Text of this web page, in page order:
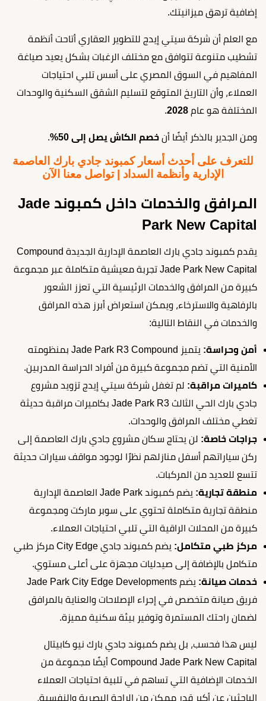
إضافية ترهق ميزانيتك.
مع العلم أن شركة سيتي إيدج للتطوير العقاري أتاحت أنظمة
تشطيب متنوعة تتوافق مع مختلف الرغبات بشكل يعيد صياغة
المفاهيم في السوق المصري على أسس تلبي احتياجات
العملاء، وأن التاريخ المتوقع لتسليم الشقق السكنية والوحدات
المختلفة هو عام 2028
.
ومن الجدير بالذكر أيضًا أن خصم الكاش يصل إلى 50% .
للتعرف على أحدث أسعار كمبوند جادي بارك العاصمة
الإدارية وأنظمة السداد | تواصل معنا الآن
المرافق والخدمات داخل كمبوند Jade
Park New Capital
يقدم كمبوند جادي بارك العاصمة الإدارية الجديدة Compound
Jade Park New Capital تجربة معيشية متكاملة عبر مجموعة
كبيرة من المرافق والخدمات الرئيسية التي تعزز الشعور
بالرفاهية والاسترخاء، ويمكن استعراض أبرز هذه المرافق
والخدمات في النقاط التالية:
أمن وحراسة:
يتميز Jade Park R3 Compound بمنظومته
الأمنية التي تضم مجموعة كبيرة من أفراد الحراسة المدربين.
كاميرات مراقبة: لم تغفل شركة سيتي إيدج تزويد مشروع
جادي بارك الحي الثالث Jade Park R3 بكاميرات مراقبة حديثة
تغطي مختلف المرافق والوحدات.
جراجات خاصة: لن يحتاج سكان مشروع جادي بارك العاصمة إلى
ركن سياراتهم أسفل منازلهم نظرًا لوجود مواقف سيارات حديثة
تتسع للعديد من المركبات.
منطقة تجارية:
يضم كمبوند Jade Park العاصمة الإدارية
منطقة تجارية متكاملة تحتوي على سوبر ماركت ومجموعة
كبيرة من المحلات الراقية التي تلبي احتياجات العملاء.
مركز طبي متكامل:
يضم كمبوند جادي City Edge مركز طبي
متكامل بالإضافة إلى صيدليات مجهزة على أعلى مستوي.
خدمات صيانة:
يضم Jade Park City Edge Developments
فريق صيانة متخصص في إجراء الإصلاحات والعناية بالمرافق
لضمان راحتك المستمرة وتوفير بيئة سكنية مميزة.
ليس هذا فحسب، بل يضم كمبوند جادي بارك نيو كابيتال
Compound Jade Park New Capital أيضًا مجموعة من
الخدمات الإضافية التي تساهم في تلبية احتياجات العملاء
الباحثين عن أكبر قدر ممكن من الراحة البصرية والنفسية،